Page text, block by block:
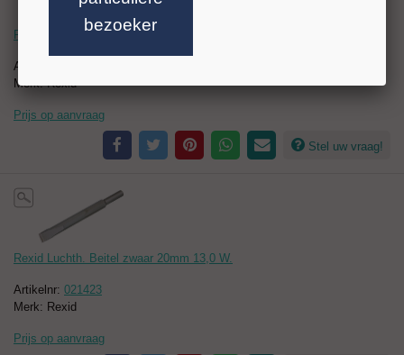
Rexid Luchth. Beitel licht 25mm 12,7 H.
Artikelnr:
Merk: Rexid
Prijs op aanvraag
Stel uw vraag!
Rexid Luchth. Beitel zwaar 20mm 13,0 W.
Artikelnr: 021423
Merk: Rexid
Prijs op aanvraag
bezoeker